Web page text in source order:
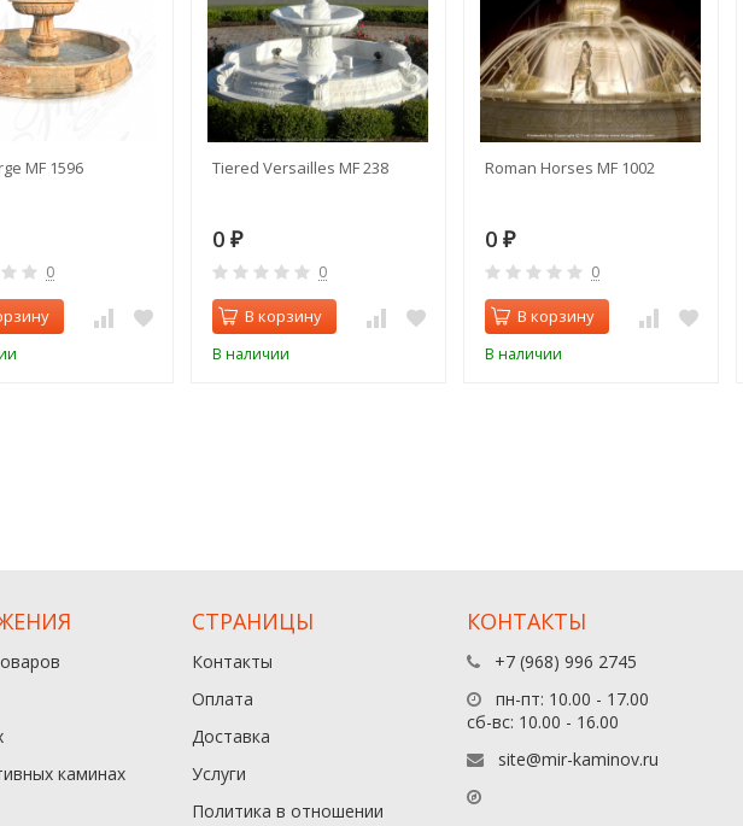
MF 1596
0
Tiered Versailles MF 238
0 ₽
0
В корзину
В наличии
Roman Horses MF 1002
0 ₽
0
В корзину
В наличии
каминах
СТРАНИЦЫ
Контакты
Оплата
Доставка
Услуги
Политика в отношении
КОНТАКТЫ
+7 (968) 996 2745
пн-пт: 10.00 - 17.00
сб-вс: 10.00 - 16.00
site@mir-kaminov.ru